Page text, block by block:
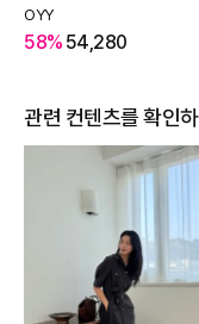
OYY
58% 54,280
관련 컨텐츠를 확인